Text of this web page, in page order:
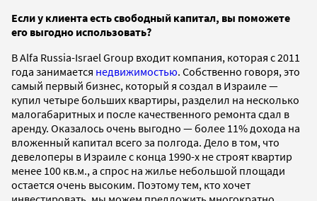
Если у клиента есть свободный капитал, вы поможете
его выгодно использовать?
В Alfa Russia-Israel Group входит компания, которая с 2011
года занимается недвижимостью. Собственно говоря, это
самый первый бизнес, который я создал в Израиле —
купил четыре больших квартиры, разделил на несколько
малогабаритных и после качественного ремонта сдал в
аренду. Оказалось очень выгодно — более 11% дохода на
вложенный капитал всего за полгода. Дело в том, что
девелоперы в Израиле с конца 1990-х не строят квартир
менее 100 кв.м., а спрос на жилье небольшой площади
остается очень высоким. Поэтому тем, кто хочет